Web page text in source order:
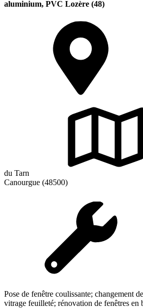
aluminium, PVC Lozère (48)
du Tarn
Canourgue (48500)
Pose de fenêtre coulissante; changement
vitrage feuilleté; rénovation de fenêtres en